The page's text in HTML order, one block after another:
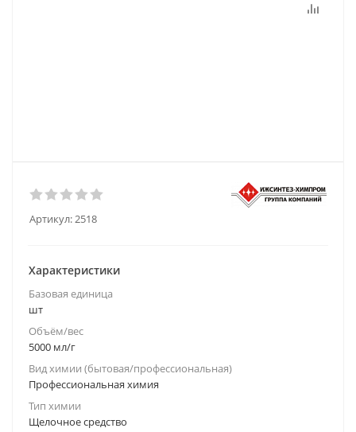
Артикул:2518
Характеристики
Базовая единица
шт
Объём/вес
5000 мл/г
Вид химии (бытовая/профессиональная)
Профессиональная химия
Тип химии
Щелочное средство